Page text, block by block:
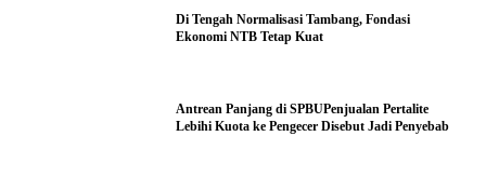
Di Tengah Normalisasi Tambang, Fondasi
Ekonomi NTB Tetap Kuat
Antrean Panjang di SPBUPenjualan Pertalite
Lebihi Kuota ke Pengecer Disebut Jadi Penyebab